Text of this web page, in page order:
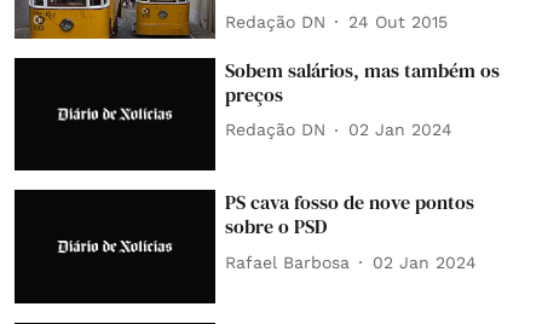
Redação DN 24 Out 2015
Sobem salários, mas também os
preços
Redação DN 02 Jan 2024
PS cava fosso de nove pontos
sobre o PSD
Rafael Barbosa 02 Jan 2024